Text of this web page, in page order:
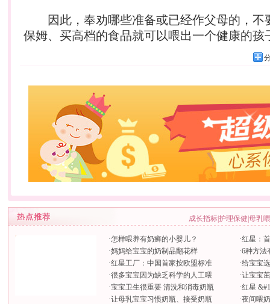
因此，奉劝哪些准备或已经作父母的，不
保姆、买高档的食品就可以喂出一个健康的孩
成长指标护理保健 母乳
·怎样喂养有奶癣的小婴儿？
·妈妈给宝宝的奶制品翻花样
·红星工厂：中国首家按欧盟标准
·很多宝宝因为缺乏科学的人工喂
·宝宝卫生很重要 清洗和消毒奶瓶
·让母乳宝宝习惯奶瓶、接受奶瓶
·红星：
·6种方法
·给宝宝
·让宝宝
·红星
·夜间喂